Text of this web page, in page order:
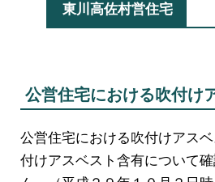
東川高佐村営住宅
公営住宅における吹付け
公営住宅における吹付けアス
付けアスベスト含有について